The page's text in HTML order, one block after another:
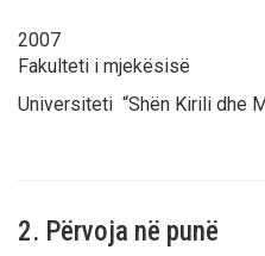
2007
Fakulteti i mjekësisë
Universiteti “Shën Kirili dhe
2. Përvoja në punë